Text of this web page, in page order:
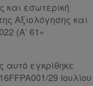
και εσωτερική
Αξιολόγησης και
(Α’ 61»
αυτό εγκρίθηκε
29 Ιουλίου